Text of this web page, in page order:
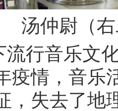
汤仲尉（
流行音乐文
疫情，音乐
，失去了地